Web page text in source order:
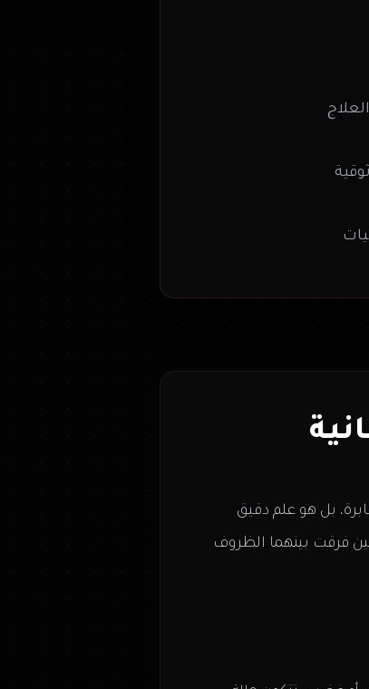
بل هو علم دقيق
فرقت بينهما الظروف